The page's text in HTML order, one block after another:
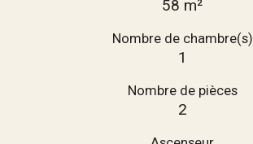
58 m²
Nombre de chambre(s)
1
Nombre de pièces
2